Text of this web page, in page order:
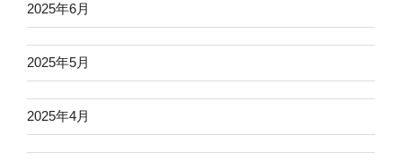
2025年6月
2025年5月
2025年4月